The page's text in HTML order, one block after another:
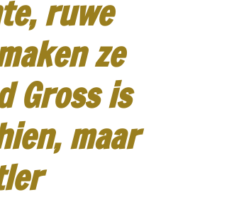
ruwe
ze
Gross is
maar